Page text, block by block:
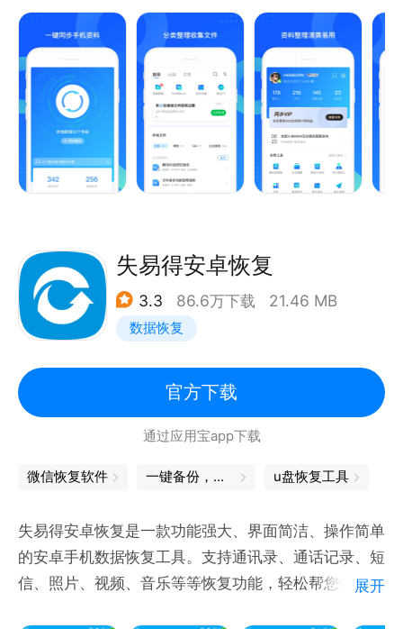
具！
----手机随便换，资料不丢失----
【智能管理通讯录】
备份管理：手机通讯录一键备份至网络，随时同步回手
机
智能检测：自动检测已失效号码和重复联系人，智能清
理合并
误删找回：通过回收站或时光机，随时找回误删的联系
人
提醒
文件管理：微信QQ聊天文件备份，智能分类快速查找
资料备份：短信、通话记录、照片备份， 一站式备份
换机体验
软件恢复：备份常用软件，月光宝盒快速找回
手机清理：垃圾短信、微信缓存、闲余文件清理，瞬间
瘦身流畅如初
失易得安卓恢复
3.3 86.6万下载 21.46 MB
数据恢复
官方下载
通过应用宝app下载
微信恢复软件 一键备份，数据无忧 u盘恢复工具
失易得安卓恢复是一款功能强大、界面简洁、操作简单
的安卓手机数据恢复工具。支持通讯录、通话记录、短
信、照片、视频、音乐等等恢复功能，轻松帮您恢复丢
展开